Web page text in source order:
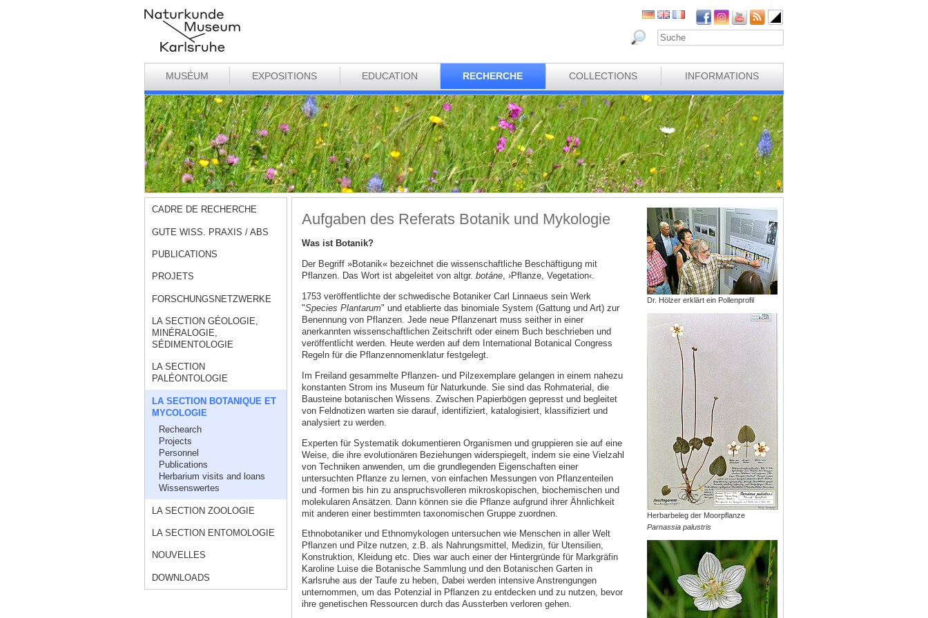
MUSÉUM EXPOSITIONS EDUCATION RECHERCHE COLLECTIONS INFORMATIONS
CADRE DE RECHERCHE
GUTE WISS. PRAXIS / ABS
PUBLICATIONS
PROJETS
FORSCHUNGSNETZWERKE
LA SECTION GÉOLOGIE,
MINÉRALOGIE,
SÉDIMENTOLOGIE
LA SECTION
PALÉONTOLOGIE
LA SECTION BOTANIQUE ET
MYCOLOGIE
Rechearch
Projects
Personnel
Publications
Herbarium visits and loans
Wissenswertes
LA SECTION ZOOLOGIE
LA SECTION ENTOMOLOGIE
NOUVELLES
DOWNLOADS
Aufgaben des Referats Botanik und Mykologie
Was ist Botanik?
Der Begriff »Botanik« bezeichnet die wissenschaftliche Beschäftigung mit
Pflanzen. Das Wort ist abgeleitet von altgr. botáne, ›Pflanze, Vegetation‹.
1753 veröffentlichte der schwedische Botaniker Carl Linnaeus sein Werk
"Species Plantarum" und etablierte das binomiale System (Gattung und Art) zur
Benennung von Pflanzen. Jede neue Pflanzenart muss seither in einer
anerkannten wissenschaftlichen Zeitschrift oder einem Buch beschrieben und
veröffentlicht werden. Heute werden auf dem International Botanical Congress
Regeln für die Pflanzennomenklatur festgelegt.
Im Freiland gesammelte Pflanzen- und Pilzexemplare gelangen in einem nahezu
konstanten Strom ins Museum für Naturkunde. Sie sind das Rohmaterial, die
Bausteine botanischen Wissens. Zwischen Papierbögen gepresst und begleitet
von Feldnotizen warten sie darauf, identifiziert, katalogisiert, klassifiziert und
analysiert zu werden.
Experten für Systematik dokumentieren Organismen und gruppieren sie auf eine
Weise, die ihre evolutionären Beziehungen widerspiegelt, indem sie eine Vielzahl
von Techniken anwenden, um die grundlegenden Eigenschaften einer
untersuchten Pflanze zu lernen, von einfachen Messungen von Pflanzenteilen
und -formen bis hin zu anspruchsvolleren mikroskopischen, biochemischen und
molekularen Ansätzen. Dann können sie die Pflanze aufgrund ihrer Ähnlichkeit
mit anderen einer bestimmten taxonomischen Gruppe zuordnen.
Ethnobotaniker und Ethnomykologen untersuchen wie Menschen in aller Welt
Pflanzen und Pilze nutzen, z.B. als Nahrungsmittel, Medizin, für Utensilien,
Konstruktion, Kleidung etc. Dies war auch einer der Hintergründe für Markgräfin
Karoline Luise die Botanische Sammlung und den Botanischen Garten in
Karlsruhe aus der Taufe zu heben, Dabei werden intensive Anstrengungen
unternommen, um das Potenzial in Pflanzen zu entdecken und zu nutzen, bevor
ihre genetischen Ressourcen durch das Aussterben verloren gehen.
Dr. Hölzer erklärt ein Pollenprofil
Herbarbeleg der Moorpflanze
Parnassia palustris